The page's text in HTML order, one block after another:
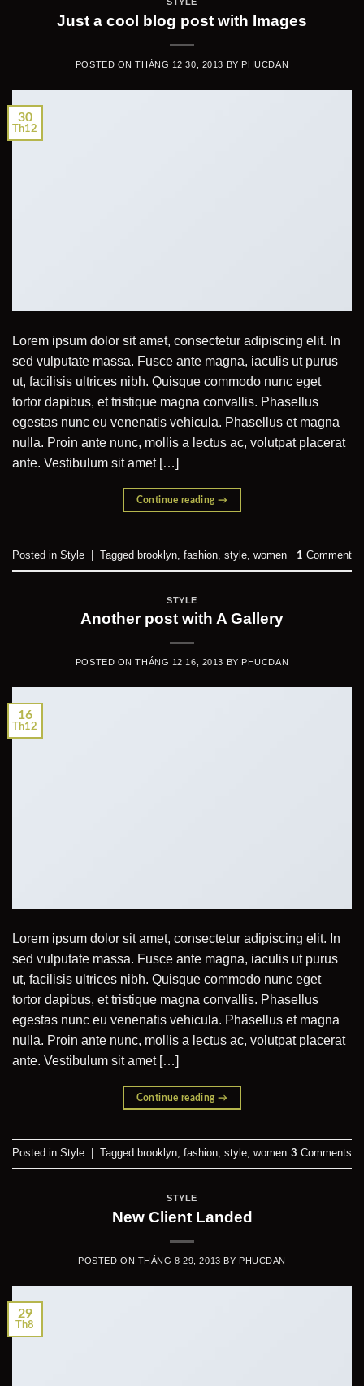
STYLE
Just a cool blog post with Images
POSTED ONTHÁNG 12 30, 2013 BY PHUCDAN
30
Th12
Lorem ipsum dolor sit amet, consectetur adipiscing elit. In
sed vulputate massa. Fusce ante magna, iaculis ut purus
ut, facilisis ultrices nibh. Quisque commodo nunc eget
tortor dapibus, et tristique magna convallis. Phasellus
egestas nunc eu venenatis vehicula. Phasellus et magna
nulla. Proin ante nunc, mollis a lectus ac, volutpat placerat
ante. Vestibulum sit amet […]
Continue reading →
Posted in Style Tagged brooklyn, fashion, style, women 1 Comment
STYLE
Another post with A Gallery
POSTED ONTHÁNG 12 16, 2013 BY PHUCDAN
16
Th12
Lorem ipsum dolor sit amet, consectetur adipiscing elit. In
sed vulputate massa. Fusce ante magna, iaculis ut purus
ut, facilisis ultrices nibh. Quisque commodo nunc eget
tortor dapibus, et tristique magna convallis. Phasellus
egestas nunc eu venenatis vehicula. Phasellus et magna
nulla. Proin ante nunc, mollis a lectus ac, volutpat placerat
ante. Vestibulum sit amet […]
Continue reading →
Posted in Style Tagged brooklyn, fashion, style, women 3 Comments
STYLE
New Client Landed
POSTED ON THÁNG 8 29, 2013 BY PHUCDAN
29
Th8